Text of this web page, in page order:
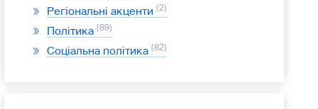
Регіональні акценти 2
Політика 89
Соціальна політика 82